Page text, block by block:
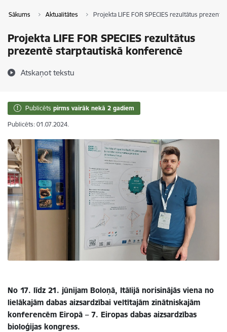
Sākums Aktualitātes Projekta LIFE FOR SPECIES rezultātus
Projekta LIFE FOR SPECIES rezultātus
prezentē starptautiskā konferencē
Atskaņot tekstu
Publicēts pirms vairāk nekā 2 gadiem
Publicēts: 01.07.2024.
No 17. līdz 21. jūnijam Boloņā, Itālijā norisinājās viena no
lielākajām dabas aizsardzībai veltītajām zinātniskajām
konferencēm Eiropā – 7. Eiropas dabas aizsardzības
bioloģijas kongress.